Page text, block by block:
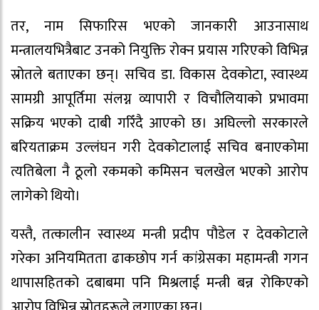
तर, नाम सिफारिस भएको जानकारी आउनासाथ
मन्त्रालयभित्रैबाट उनको नियुक्ति रोक्न प्रयास गरिएको विभिन्न
स्रोतले बताएका छन्। सचिव डा. विकास देवकोटा, स्वास्थ्य
सामग्री आपूर्तिमा संलग्न व्यापारी र विचौलियाको प्रभावमा
सक्रिय भएको दाबी गरिँदै आएको छ। अघिल्लो सरकारले
बरियताक्रम उल्लंघन गरी देवकोटालाई सचिव बनाएकोमा
त्यतिबेला नै ठूलो रकमको कमिसन चलखेल भएको आरोप
लागेको थियो।
यस्तै, तत्कालीन स्वास्थ्य मन्त्री प्रदीप पौडेल र देवकोटाले
गरेका अनियमितता ढाकछोप गर्न कांग्रेसका महामन्त्री गगन
थापासहितको दबाबमा पनि मिश्रलाई मन्त्री बन्न रोकिएको